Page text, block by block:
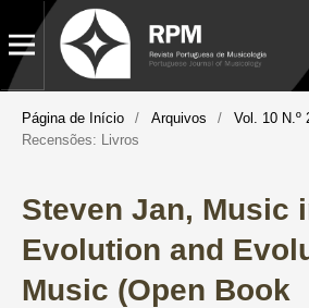
Página de Início / Arquivos / Vol. 10 N.º
Recensões: Livros
Steven Jan, Music
Evolution and
Music (Open Book